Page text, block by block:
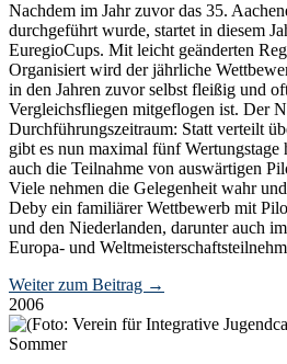
Nachdem im Jahr zuvor das 35.
durchgeführt wurde, startet in diesem
EuregioCups. Mit leicht geänderten
Organisiert wird der jährliche
in den Jahren zuvor selbst fleißig und
Vergleichsfliegen mitgeflogen ist. Der
Durchführungszeitraum: Statt verteilt
gibt es nun maximal fünf Wertungstage
auch die Teilnahme von auswärtigen
Viele nehmen die Gelegenheit wahr
Deby ein familiärer Wettbewerb mit
und den Niederlanden, darunter auch
Europa- und
Weiter zum Beitrag →
2006
Sommer